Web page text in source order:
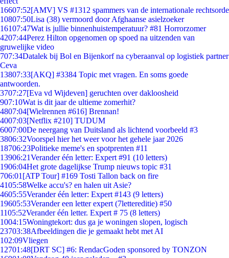
16607:52[AMV] VS #1312 spammers van de internationale rechtsorde
10807:50Lisa (38) vermoord door Afghaanse asielzoeker
16107:47Wat is jullie binnenhuistemperatuur? #81 Horrorzomer
4207:44Perez Hilton opgenomen op spoed na uitzenden van
gruwelijke video
707:34Datalek bij Bol en Bijenkorf na cyberaanval op logistiek partner
Ceva
13807:33[AKQ] #3384 Topic met vragen. En soms goede
antwoorden.
3707:27[Eva vd Wijdeven] geruchten over dakloosheid
907:10Wat is dit jaar de ultieme zomerhit?
4807:04[Wielrennen #616] Brennan!
4007:03[Netflix #210] TUDUM
6007:00De neergang van Duitsland als lichtend voorbeeld #3
3806:32Voorspel hier het weer voor het gehele jaar 2026
18706:23Politieke meme's en spotprenten #11
13906:21Verander één letter: Expert #91 (10 letters)
1906:04Het grote dagelijkse Trump nieuws topic #31
706:01 [ATP Tour] #169 Tosti Tallon back on fire
4105:58Welke accu's? en halen uit Asie?
4605:55Verander één letter: Expert #143 (9 letters)
19605:53Verander een letter expert (7lettereditie) #50
1105:52Verander één letter. Expert # 75 (8 letters)
1004:15Woningtekort: dus ga je woningen slopen, logisch
23703:38Afbeeldingen die je gemaakt hebt met AI
102:09Vliegen
12701:48[DRT SC] #6: RendacGoden sponsored by TONZON